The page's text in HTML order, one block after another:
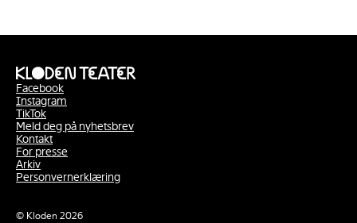
Facebook
Instagram
TikTok
Meld deg på nyhetsbrev
Kontakt
For presse
Arkiv
Personvernerklæring
© Kloden 2026